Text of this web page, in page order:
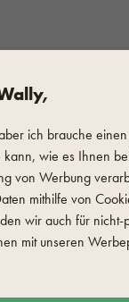
ZAHLUNG
ich brauche
wie es Ihnen
von Werbung
mithilfe von
wir auch für nicht-
mit unseren